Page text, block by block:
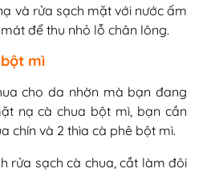
và rửa sạch mặt với nước ấm
để thu nhỏ lỗ chân lông.
mì
cho da nhờn mà bạn đang
nạ cà chua bột mì, bạn cần
chín và 2 thìa cà phê bột mì.
rửa sạch cà chua, cắt làm đôi